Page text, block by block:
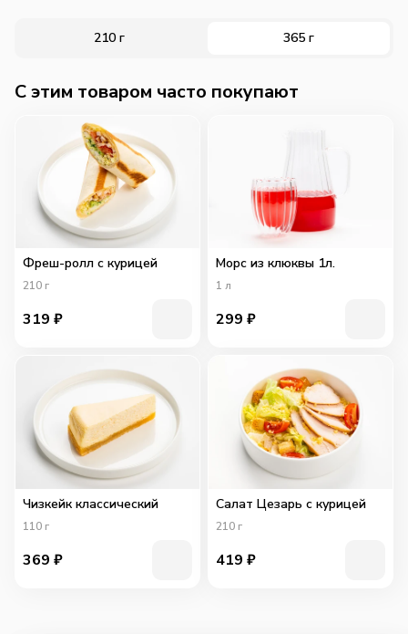
210 г 365 г
C этим товаром часто покупают
Фреш-ролл с курицей
210 г
319 ₽
Морс из клюквы 1л.
1 л
299 ₽
Чизкейк классический
110 г
369 ₽
Салат Цезарь с курицей
210 г
419 ₽